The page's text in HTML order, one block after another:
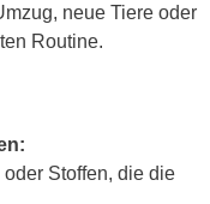
neue Tiere oder
Routine.
Stoffen, die die